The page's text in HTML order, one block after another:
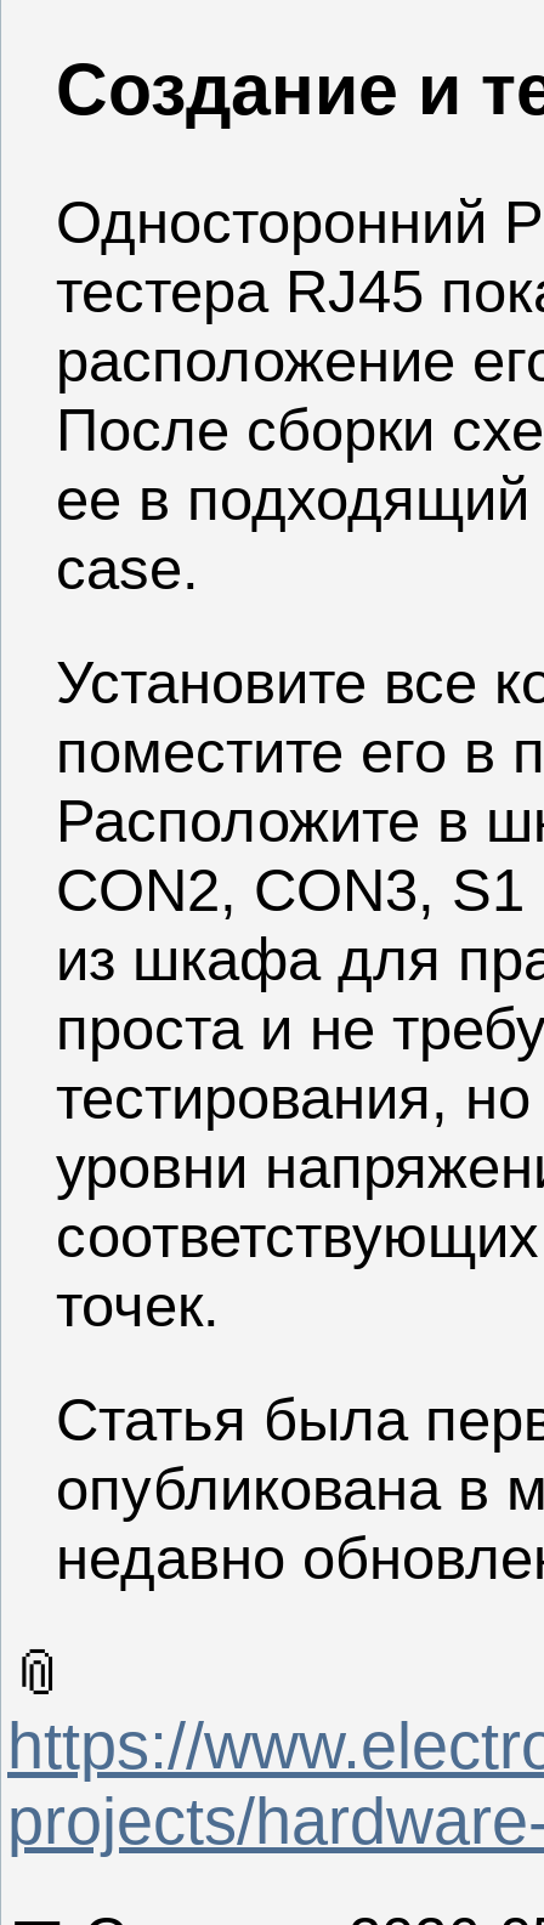
Создание и
Односторонний
тестера RJ45
расположение
После сборки
ее в подходящий
case.
Установите все
поместите его в
Расположите в
CON2, CON3,
из шкафа для
проста и не
тестирования,
уровни
точек.
Статья была
опубликована в
недавно
📎
https://
projects/